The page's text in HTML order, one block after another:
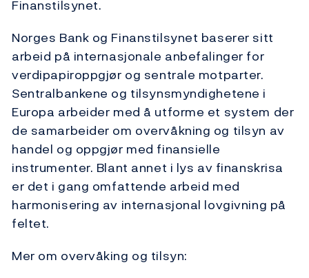
Finanstilsynet.
Norges Bank og Finanstilsynet baserer sitt
arbeid på internasjonale anbefalinger for
verdipapiroppgjør og sentrale motparter.
Sentralbankene og tilsynsmyndighetene i
Europa arbeider med å utforme et system der
de samarbeider om overvåkning og tilsyn av
handel og oppgjør med finansielle
instrumenter. Blant annet i lys av finanskrisa
er det i gang omfattende arbeid med
harmonisering av internasjonal lovgivning på
feltet.
Mer om overvåking og tilsyn: